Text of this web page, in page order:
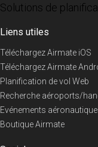
Solutions de
Liens utiles
Téléchargez Airmate iOS
Téléchargez Airmate
Planification de vol Web
Recherche aéroports/
Evénements
Boutique Airmate